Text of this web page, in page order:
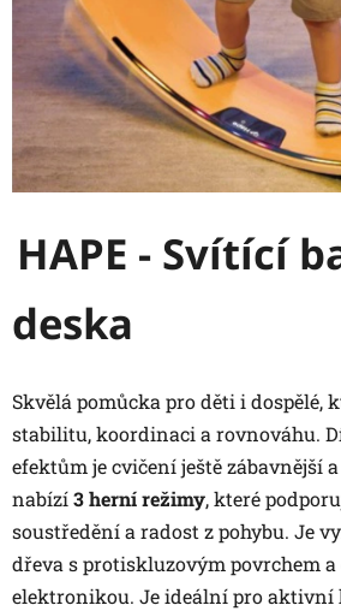
HAPE - Svítící
deska
Skvělá pomůcka pro děti i dospělé,
stabilitu, koordinaci a rovnováhu.
efektům je cvičení ještě zábavnější
nabízí3 herní režimy, které
soustředění a radost z pohybu. Je
dřeva s protiskluzovým povrchem
elektronikou. Je ideální pro aktivní